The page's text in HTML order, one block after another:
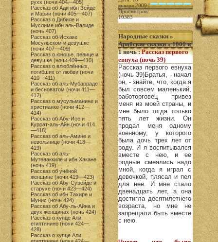
рухх (ночи 404—405)
Рассказ об Ади ибн Зейде
и Марии (ночи 405—407)
Рассказ о Дибиле и
Муслиме ибн аль-Валиде
(ночь 407)
Рассказ об Исхаке
Мосульском и девушке
(ночи 407—409)
Рассказ о юноше, певице и
девушке (ночи 409—410)
Рассказ о влюблённых,
погибших от любви (ночи
410—411)
Рассказ об аль-Мубарраде
и бесноватом (ночи 411—
412)
Рассказ о мусульманине и
христианке (ночи 412—
414)
Рассказ об Абу-Исе и
Куррат-аль-Айн (ночи 414
—418)
Рассказ об аль-Амине и
невольнице (ночи 418—
419)
Рассказ об аль-
Мутеваккиле и ибн Хакане
(ночь 419)
Рассказ об учёной
женщине (ночи 419—423)
Рассказ об Абу-Сувейде и
старухе (ночи 423—424)
Рассказ об ибн Тахире и
Мунис (ночь 424)
Рассказ об Абу-ль-Айна и
двух женщинах (ночь 424)
Рассказ о купце Али
египтянине (ночи 424—
428)
Рассказ о купце Али
января 2009 |
Просмотров:
10383
Народные сказки »
Арабские сказки»1000 и
1 ночь:Рассказ первого
евнуха (ночь 39)
Рассказ первого евнуха
(ночь 39)Братья, - начал
он, - знайте, что, когда я
был совсем маленький,
работорговец привез
меня из моей страны, и
мне было тогда только
пять лет жизни. Он
продал меня одному
военному, у которого
была дочь трех лет от
роду. И я воспитывался
вместе с нею, и ее
родные смеялись надо
мной, когда я играл с
девочкой, плясал и пел
для нее. И мне стало
двенадцать лет, а она
достигла десятилетнего
возраста, но мне не
запрещали быть вместе
с нею.